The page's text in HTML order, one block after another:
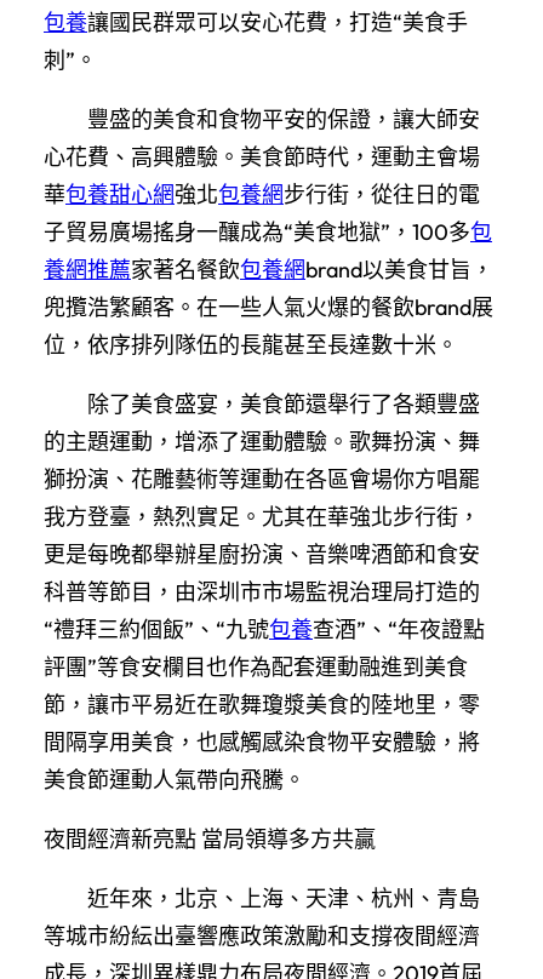
包養讓國民群眾可以安心花費，打造“美食手
刺”。
豐盛的美食和食物平安的保證，讓大師安
心花費、高興體驗。美食節時代，運動主會場
華包養甜心網強北包養網步行街，從往日的電
子貿易廣場搖身一釀成為“美食地獄”，100多包
養網推薦家著名餐飲包養網brand以美食甘旨，
兜攬浩繁顧客。在一些人氣火爆的餐飲brand展
位，依序排列隊伍的長龍甚至長達數十米。
除了美食盛宴，美食節還舉行了各類豐盛
的主題運動，增添了運動體驗。歌舞扮演、舞
獅扮演、花雕藝術等運動在各區會場你方唱罷
我方登臺，熱烈實足。尤其在華強北步行街，
更是每晚都舉辦星廚扮演、音樂啤酒節和食安
科普等節目，由深圳市市場監視治理局打造的
“禮拜三約個飯”、“九號包養查酒”、“年夜證點
評團”等食安欄目也作為配套運動融進到美食
節，讓市平易近在歌舞瓊漿美食的陸地里，零
間隔享用美食，也感觸感染食物平安體驗，將
美食節運動人氣帶向飛騰。
夜間經濟新亮點 當局領導多方共贏
近年來，北京、上海、天津、杭州、青島
等城市紛紜出臺響應政策激勵和支撐夜間經濟
成長，深圳異樣鼎力布局夜間經濟。2019首屆